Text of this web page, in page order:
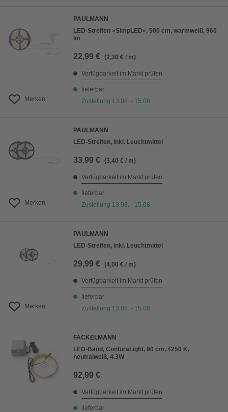
Merken
PAULMANN
LED-Streifen »SimpLED«, 500 cm, warmweiß, 960
lm
22,99 € (2,30 € / m)
Verfügbarkeit im Markt prüfen
lieferbar
Zustellung 13.08. - 15.08.
Merken
PAULMANN
LED-Streifen, inkl. Leuchtmittel
33,99 € (3,40 € / m)
Verfügbarkeit im Markt prüfen
lieferbar
Zustellung 13.08. - 15.08.
Merken
PAULMANN
LED-Streifen, inkl. Leuchtmittel
29,99 € (4,00 € / m)
Verfügbarkeit im Markt prüfen
lieferbar
Zustellung 13.08. - 15.08.
FACKELMANN
LED-Band, ConturaLight, 90 cm, 4250 K,
neutralweiß, 4.3W
92,99 €
Verfügbarkeit im Markt prüfen
lieferbar